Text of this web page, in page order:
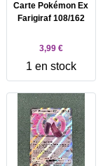
Carte Pokémon Ex
Farigiraf 108/162
3,99 €
1 en stock